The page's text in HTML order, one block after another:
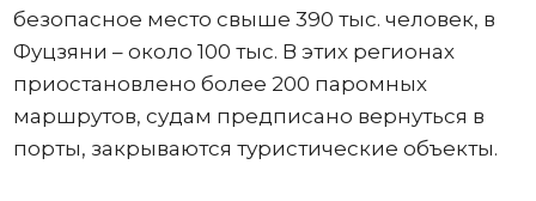
безопасное место свыше 390 тыс. человек, в
Фуцзяни – около 100 тыс. В этих регионах
приостановлено более 200 паромных
маршрутов, судам предписано вернуться в
порты, закрываются туристические объекты.